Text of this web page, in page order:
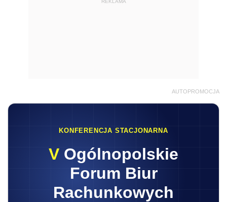
REKLAMA
AUTOPROMOCJA
KONFERENCJA STACJONARNA
V Ogólnopolskie
Forum Biur
Rachunkowych